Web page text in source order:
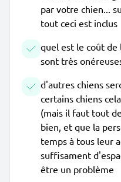
par votre chien...
tout ceci est inclus
quel est le coût de
sont très
d'autres chiens
certains chiens
(mais il faut tout
bien, et que la
temps à tous leur
suffisament
être un problème